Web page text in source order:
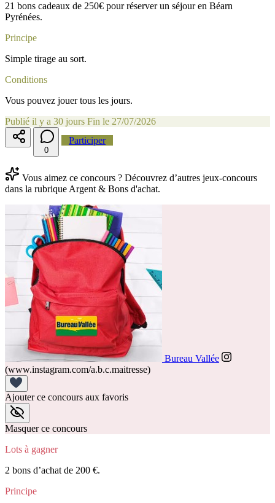
21 bons cadeaux de 250€ pour réserver un séjour en Béarn
Pyrénées.
Principe
Simple tirage au sort.
Conditions
Vous pouvez jouer tous les jours.
Publié il y a 30 jours Fin le 27/07/2026
0
Participer
Vous aimez ce concours ? Découvrez d’autres jeux-concours
dans la rubrique Argent & Bons d'achat.
Bureau Vallée
(www.instagram.com/a.b.c.maitresse)
Ajouter ce concours aux favoris
Masquer ce concours
Lots à gagner
2 bons d’achat de 200 €.
Principe